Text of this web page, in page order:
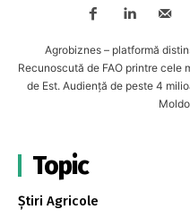
Agrobiznes – platformă
Recunoscută de FAO printre cele
de Est. Audiență de peste 4
Topic
Știri Agricole